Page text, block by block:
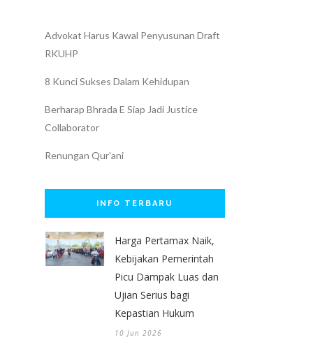
Advokat Harus Kawal Penyusunan Draft
RKUHP
8 Kunci Sukses Dalam Kehidupan
Berharap Bhrada E Siap Jadi Justice
Collaborator
Renungan Qur’ani
INFO TERBARU
Harga Pertamax Naik,
Kebijakan Pemerintah
Picu Dampak Luas dan
Ujian Serius bagi
Kepastian Hukum
10 Jun 2026